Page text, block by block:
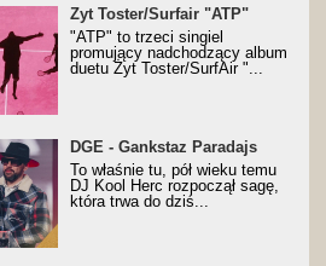
SurfAir - ATP VIDEO
Żyt Toster/Surfair "ATP"
"ATP" to trzeci singiel
promujący nadchodzący album
duetu Żyt Toster/SurfAir "...
z nagrodą za
Trueschoolowy
Roku (Popkillery 2023)
DGE - Gankstaz Paradajs
To właśnie tu, pół wieku temu
DJ Kool Herc rozpoczął sagę,
która trwa do dziś...